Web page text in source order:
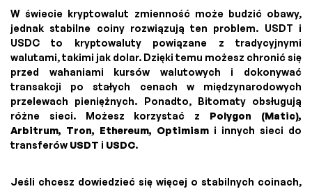
W świecie kryptowalut zmienność może budzić obawy,
jednak stabilne coiny rozwiązują ten problem. USDT i
USDC to kryptowaluty powiązane z tradycyjnymi
walutami, takimi jak dolar. Dzięki temu możesz chronić się
przed wahaniami kursów walutowych i dokonywać
transakcji po stałych cenach w międzynarodowych
przelewach pieniężnych. Ponadto, Bitomaty obsługują
różne sieci. Możesz korzystać z Polygon (Matic),
Arbitrum, Tron, Ethereum, Optimism i innych sieci do
transferów USDT i USDC.
Jeśli chcesz dowiedzieć się więcej o stabilnych coinach,